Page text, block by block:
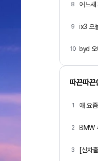
8 어느새
9 ix3 오
10 byd
따끈따끈
1 애 요
2
3 [신차